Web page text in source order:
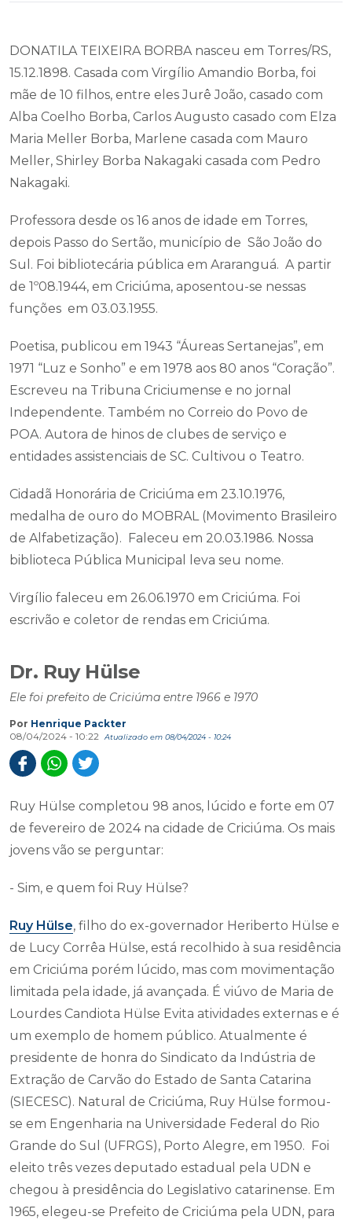
DONATILA TEIXEIRA BORBA nasceu em Torres/RS,
15.12.1898. Casada com Virgílio Amandio Borba, foi
mãe de 10 filhos, entre eles Jurê João, casado com
Alba Coelho Borba, Carlos Augusto casado com Elza
Maria Meller Borba, Marlene casada com Mauro
Meller, Shirley Borba Nakagaki casada com Pedro
Nakagaki.
Professora desde os 16 anos de idade em Torres,
depois Passo do Sertão, município de São João do
Sul. Foi bibliotecária pública em Araranguá. A partir
de 1º08.1944, em Criciúma, aposentou-se nessas
funções em 03.03.1955.
Poetisa, publicou em 1943 “Áureas Sertanejas”, em
1971 “Luz e Sonho” e em 1978 aos 80 anos “Coração”.
Escreveu na Tribuna Criciumense e no jornal
Independente. Também no Correio do Povo de
POA. Autora de hinos de clubes de serviço e
entidades assistenciais de SC. Cultivou o Teatro.
Cidadã Honorária de Criciúma em 23.10.1976,
medalha de ouro do MOBRAL (Movimento Brasileiro
de Alfabetização). Faleceu em 20.03.1986. Nossa
biblioteca Pública Municipal leva seu nome.
Virgílio faleceu em 26.06.1970 em Criciúma. Foi
escrivão e coletor de rendas em Criciúma.
Dr. Ruy Hülse
Ele foi prefeito de Criciúma entre 1966 e 1970
Por Henrique Packter
08/04/2024 - 10:22
Atualizado em 08/04/2024 - 10:24
Ruy Hülse completou 98 anos, lúcido e forte em 07
de fevereiro de 2024 na cidade de Criciúma. Os mais
jovens vão se perguntar:
- Sim, e quem foi Ruy Hülse?
Ruy Hülse, filho do ex-governador Heriberto Hülse e
de Lucy Corrêa Hülse, está recolhido à sua residência
em Criciúma porém lúcido, mas com movimentação
limitada pela idade, já avançada. É viúvo de Maria de
Lourdes Candiota Hülse Evita atividades externas e é
um exemplo de homem público. Atualmente é
presidente de honra do Sindicato da Indústria de
Extração de Carvão do Estado de Santa Catarina
(SIECESC). Natural de Criciúma, Ruy Hülse formou-
se em Engenharia na Universidade Federal do Rio
Grande do Sul (UFRGS), Porto Alegre, em 1950. Foi
eleito três vezes deputado estadual pela UDN e
chegou à presidência do Legislativo catarinense. Em
1965, elegeu-se Prefeito de Criciúma pela UDN, para